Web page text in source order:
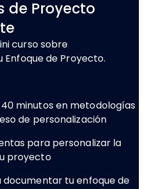
de Proyecto
curso sobre
Enfoque de Proyecto.
40 minutos en metodologías
de personalización
para personalizar la
proyecto
documentar tu enfoque de